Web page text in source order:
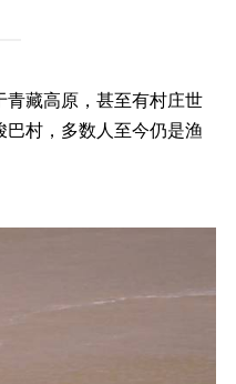
藏高原，甚至有村庄世
村，多数人至今仍是渔